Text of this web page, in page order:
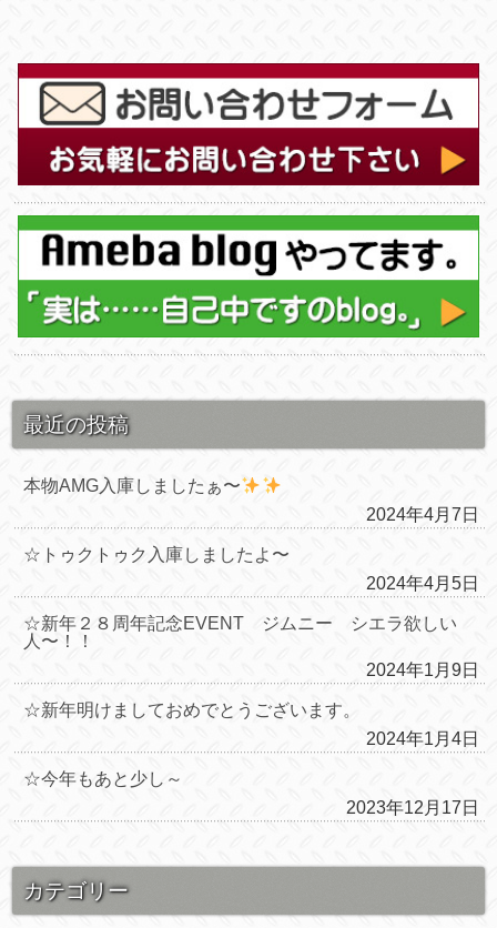
最近の投稿
本物AMG入庫しましたぁ〜
2024年4月7日
☆トゥクトゥク入庫しましたよ〜
2024年4月5日
☆新年２８周年記念EVENT ジムニー シエラ欲しい
人〜！！
2024年1月9日
☆新年明けましておめでとうございます。
2024年1月4日
☆今年もあと少し～
2023年12月17日
カテゴリー